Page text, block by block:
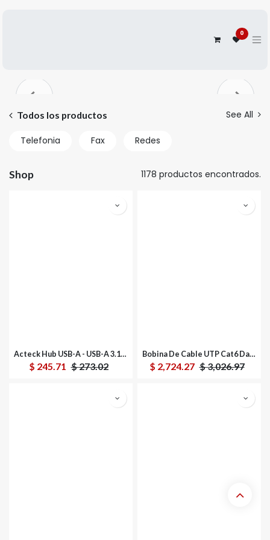
0
Todos los productos See All
Telefonia Fax Redes
Shop 1178 productos encontrados.
Acteck Hub USB-A - USB-A 3.1, 5 Gbit/s
$ 245.71 $273.02
Bobina De Cable UTP Cat6 Dahua DH-PFM920I-6UN-C 100% Cobre Uso Interior 305 Metros Ideal para Redes y Video Certificado CPR Eca
$ 2,724.27 $3,026.97